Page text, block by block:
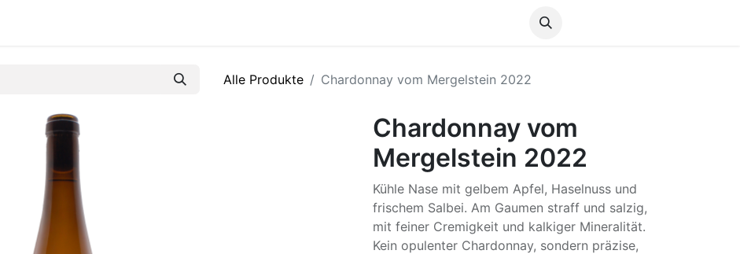
Alle Produkte Chardonnay vom Mergelstein 2022
Chardonnay vom
Mergelstein 2022
Kühle Nase mit gelbem Apfel, Haselnuss und
frischem Salbei. Am Gaumen straff und salzig,
mit feiner Cremigkeit und kalkiger Mineralität.
Kein opulenter Chardonnay, sondern präzise,